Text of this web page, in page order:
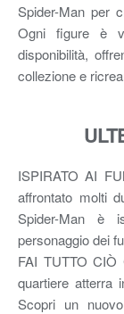
Spider-Man per
Ogni figure è
disponibilità,
collezione e
ISPIRATO AI
affrontato molti
Spider-Man è
personaggio dei
FAI TUTTO
quartiere atterra
Scopri un